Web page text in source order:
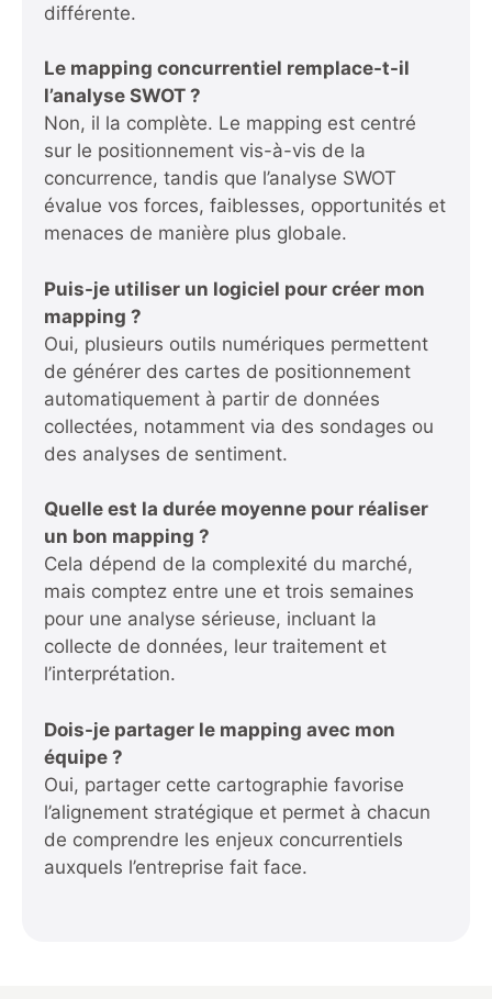
différente.
Le mapping concurrentiel remplace-t-il
l’analyse SWOT ?
Non, il la complète. Le mapping est centré
sur le positionnement vis-à-vis de la
concurrence, tandis que l’analyse SWOT
évalue vos forces, faiblesses, opportunités et
menaces de manière plus globale.
Puis-je utiliser un logiciel pour créer mon
mapping ?
Oui, plusieurs outils numériques permettent
de générer des cartes de positionnement
automatiquement à partir de données
collectées, notamment via des sondages ou
des analyses de sentiment.
Quelle est la durée moyenne pour réaliser
un bon mapping ?
Cela dépend de la complexité du marché,
mais comptez entre une et trois semaines
pour une analyse sérieuse, incluant la
collecte de données, leur traitement et
l’interprétation.
Dois-je partager le mapping avec mon
équipe ?
Oui, partager cette cartographie favorise
l’alignement stratégique et permet à chacun
de comprendre les enjeux concurrentiels
auxquels l’entreprise fait face.